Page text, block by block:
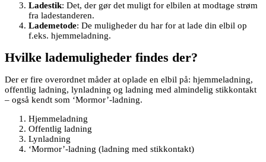
Ladestik: Det, der gør det muligt for elbilen at modtage strøm
fra ladestanderen.
Lademetode: De muligheder du har for at lade din elbil op
f.eks. hjemmeladning.
Hvilke lademuligheder findes der?
Der er fire overordnet måder at oplade en elbil på: hjemmeladning,
offentlig ladning, lynladning og ladning med almindelig stikkontakt
– også kendt som ‘Mormor’-ladning.
Hjemmeladning
Offentlig ladning
Lynladning
‘Mormor’-ladning (ladning med stikkontakt)